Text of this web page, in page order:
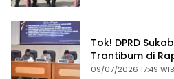
Tok! DPRD
Trantibum di
09/07/2026 17:49 WIB